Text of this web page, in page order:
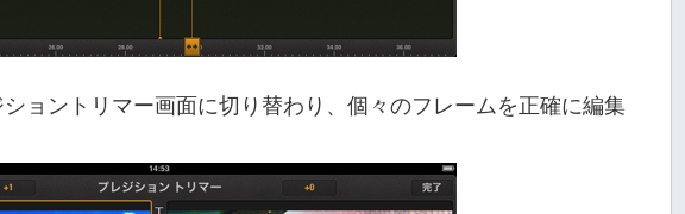
ョントリマー画面に切り替わり、個々のフレームを正確に編集